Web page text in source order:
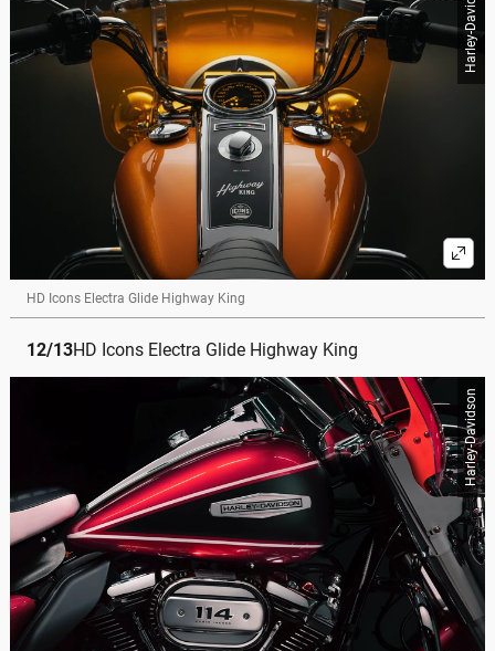
Harley-Davidson
HD Icons Electra Glide Highway King
12/13HD Icons Electra Glide Highway King
Harley-Davidson